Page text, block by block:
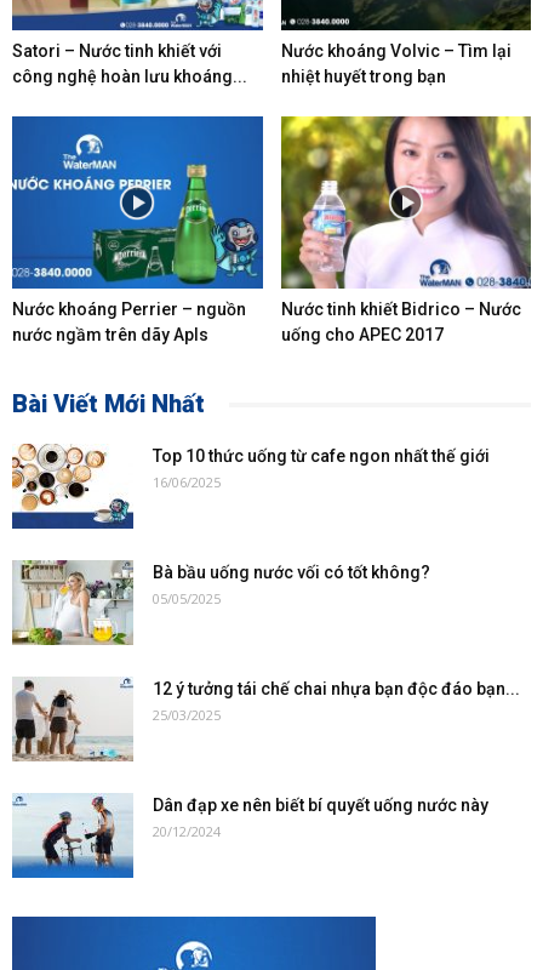
Satori – Nước tinh khiết với
công nghệ hoàn lưu khoáng...
Nước khoáng Volvic – Tìm lại
nhiệt huyết trong bạn
Nước khoáng Perrier – nguồn
nước ngầm trên dãy Apls
Nước tinh khiết Bidrico – Nước
uống cho APEC 2017
Bài Viết Mới Nhất
Top 10 thức uống từ cafe ngon nhất thế giới
16/06/2025
Bà bầu uống nước vối có tốt không?
05/05/2025
12 ý tưởng tái chế chai nhựa bạn độc đáo bạn...
25/03/2025
Dân đạp xe nên biết bí quyết uống nước này
20/12/2024